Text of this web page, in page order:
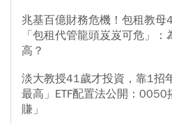
兆基百億財務危機！包租教母
「包租代管龍頭岌岌可危」
高？
淡大教授41歲才投資，靠1招
最高」ETF配置法公開：
賺」